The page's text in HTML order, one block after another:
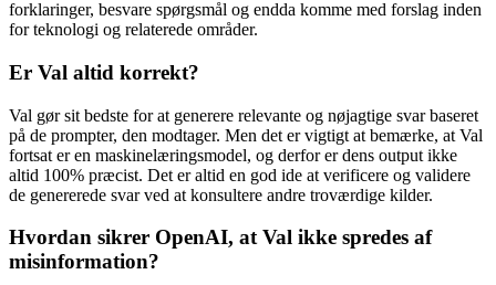
forklaringer, besvare spørgsmål og endda komme med forslag inden
for teknologi og relaterede områder.
Er Val altid korrekt?
Val gør sit bedste for at generere relevante og nøjagtige svar baseret
på de prompter, den modtager. Men det er vigtigt at bemærke, at Val
fortsat er en maskinelæringsmodel, og derfor er dens output ikke
altid 100% præcist. Det er altid en god ide at verificere og validere
de genererede svar ved at konsultere andre troværdige kilder.
Hvordan sikrer OpenAI, at Val ikke spredes af
misinformation?